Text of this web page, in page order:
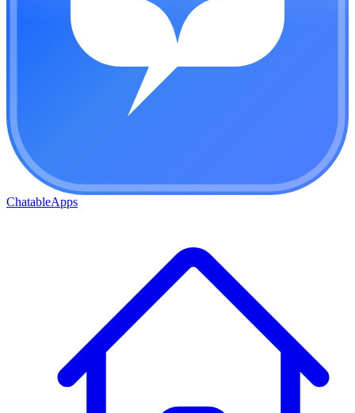
ChatableApps